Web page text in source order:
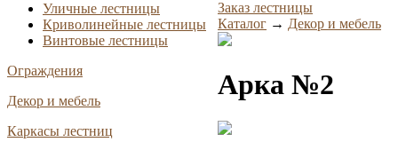
Уличные лестницы
Криволинейные лестницы
Винтовые лестницы
Ограждения
Декор и мебель
Каркасы лестниц
Заказ лестницы
Каталог → Декор и мебель
Арка №2